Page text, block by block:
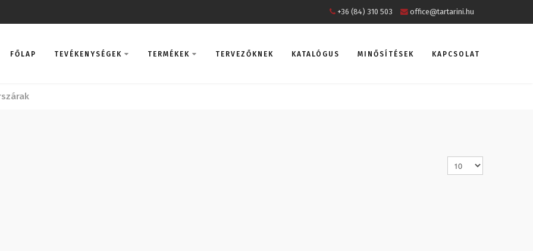
+36 (84) 310 503 office@tartarini.hu
FŐLAP TEVÉKENYSÉGEK TERMÉKEK TERVEZŐKNEK KATALÓGUS MINŐSÍTÉSEK KAPCSOLAT
Tételek #